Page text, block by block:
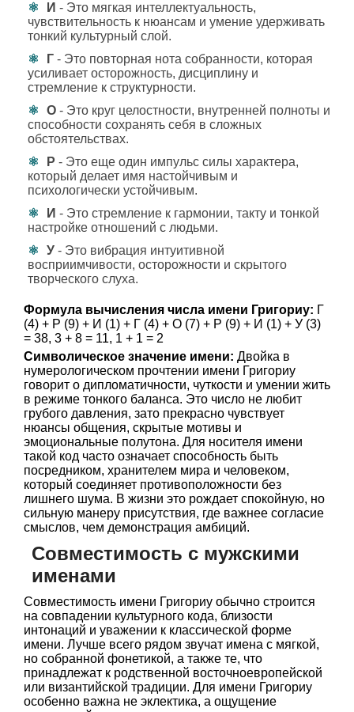
И - Это мягкая интеллектуальность,
чувствительность к нюансам и умение удерживать
тонкий культурный слой.
Г - Это повторная нота собранности, которая
усиливает осторожность, дисциплину и
стремление к структурности.
О - Это круг целостности, внутренней полноты и
способности сохранять себя в сложных
обстоятельствах.
Р - Это еще один импульс силы характера,
который делает имя настойчивым и
психологически устойчивым.
И - Это стремление к гармонии, такту и тонкой
настройке отношений с людьми.
У - Это вибрация интуитивной
восприимчивости, осторожности и скрытого
творческого слуха.
Формула вычисления числа имени Григориу: Г
(4) + Р (9) + И (1) + Г (4) + О (7) + Р (9) + И (1) + У (3)
= 38, 3 + 8 = 11, 1 + 1 = 2
Символическое значение имени: Двойка в
нумерологическом прочтении имени Григориу
говорит о дипломатичности, чуткости и умении жить
в режиме тонкого баланса. Это число не любит
грубого давления, зато прекрасно чувствует
нюансы общения, скрытые мотивы и
эмоциональные полутона. Для носителя имени
такой код часто означает способность быть
посредником, хранителем мира и человеком,
который соединяет противоположности без
лишнего шума. В жизни это рождает спокойную, но
сильную манеру присутствия, где важнее согласие
смыслов, чем демонстрация амбиций.
Совместимость с мужскими
именами
Совместимость имени Григориу обычно строится
на совпадении культурного кода, близости
интонаций и уважении к классической форме
имени. Лучше всего рядом звучат имена с мягкой,
но собранной фонетикой, а также те, что
принадлежат к родственной восточноевропейской
или византийской традиции. Для имени Григориу
особенно важна не эклектика, а ощущение